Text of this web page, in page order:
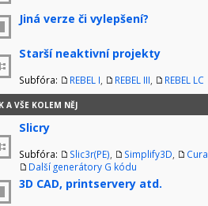
Jiná verze či vylepšení?
Starší neaktivní projekty
Subfóra: REBEL I REBEL III REBEL LC
A VŠE KOLEM NĚJ
Slicry
Subfóra: Slic3r(PE) Simplify3D Cura
Další generátory G kódu
3D CAD, printservery atd.